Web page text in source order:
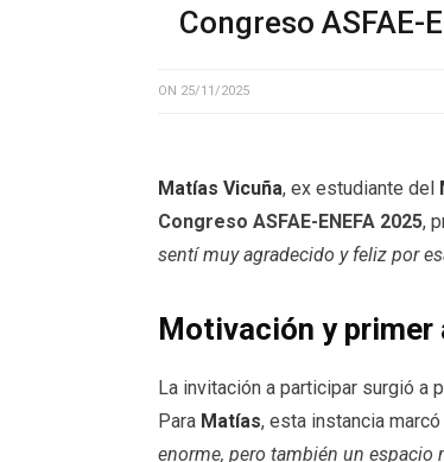
Congreso ASFAE-
ON 25/11/2025
Matías Vicuña, ex estudiante del
Congreso ASFAE-ENEFA 2025,
sentí muy agradecido y feliz por
Motivación y primer
La invitación a participar surgió a
Para Matías, esta instancia
enorme, pero también un espacio